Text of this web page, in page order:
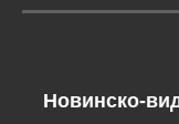
Новинско-